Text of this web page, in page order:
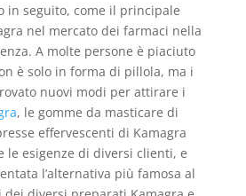
in seguito, come il principale
nel mercato dei farmaci nella
A molte persone è piaciuto
è solo in forma di pillola, ma i
nuovi modi per attirare i
, le gomme da masticare di
effervescenti di Kamagra
le esigenze di diversi clienti, e
l’alternativa più famosa al